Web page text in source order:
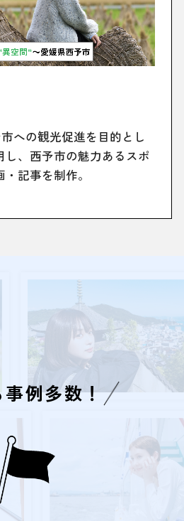
への観光促進を目的とし
し、西予市の魅力あるスポ
記事を制作。
事例多数！